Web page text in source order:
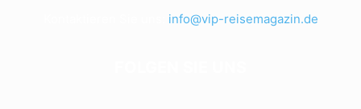
info@vip-reisemagazin.de